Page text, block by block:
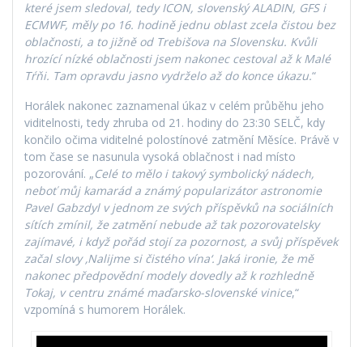
které jsem sledoval, tedy ICON, slovenský ALADIN, GFS i
ECMWF, měly po 16. hodině jednu oblast zcela čistou bez
oblačnosti, a to jižně od Trebišova na Slovensku. Kvůli
hrozící nízké oblačnosti jsem nakonec cestoval až k Malé
Tŕňi. Tam opravdu jasno vydrželo až do konce úkazu.“
Horálek nakonec zaznamenal úkaz v celém průběhu jeho
viditelnosti, tedy zhruba od 21. hodiny do 23:30 SELČ, kdy
končilo očima viditelné polostínové zatmění Měsíce. Právě v
tom čase se nasunula vysoká oblačnost i nad místo
pozorování. „Celé to mělo i takový symbolický nádech,
neboť můj kamarád a známý popularizátor astronomie
Pavel Gabzdyl v jednom ze svých příspěvků na sociálních
sítích zmínil, že zatmění nebude až tak pozorovatelsky
zajímavé, i když pořád stojí za pozornost, a svůj příspěvek
začal slovy ‚Nalijme si čistého vína‘. Jaká ironie, že mě
nakonec předpovědní modely dovedly až k rozhledně
Tokaj, v centru známé maďarsko-slovenské vinice,“
vzpomíná s humorem Horálek.